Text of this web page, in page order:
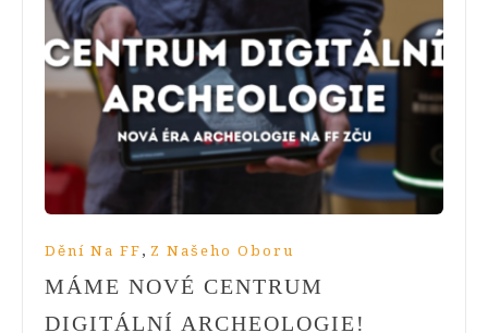
Dění Na FF , Z Našeho Oboru
MÁME NOVÉ CENTRUM
DIGITÁLNÍ ARCHEOLOGIE!